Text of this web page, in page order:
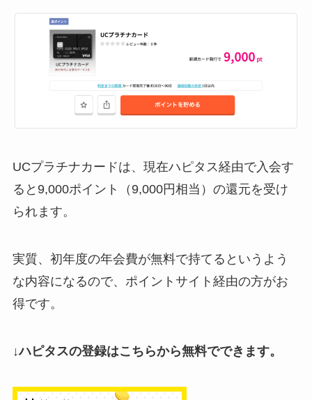
UCプラチナカードは、現在ハピタス経由で入会す
ると9,000ポイント（9,000円相当）の還元を受け
られます。
実質、初年度の年会費が無料で持てるというよう
な内容になるので、ポイントサイト経由の方がお
得です。
↓ハピタスの登録はこちらから無料でできます。